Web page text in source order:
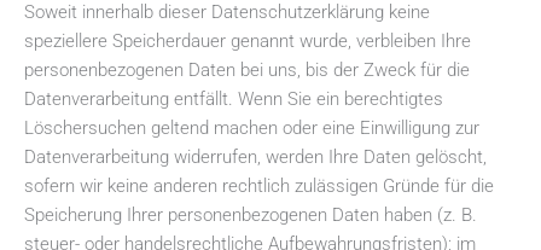
Soweit innerhalb dieser Datenschutzerklärung keine
speziellere Speicherdauer genannt wurde, verbleiben Ihre
personenbezogenen Daten bei uns, bis der Zweck für die
Datenverarbeitung entfällt. Wenn Sie ein berechtigtes
Löschersuchen geltend machen oder eine Einwilligung zur
Datenverarbeitung widerrufen, werden Ihre Daten gelöscht,
sofern wir keine anderen rechtlich zulässigen Gründe für die
Speicherung Ihrer personenbezogenen Daten haben (z. B.
steuer- oder handelsrechtliche Aufbewahrungsfristen); im